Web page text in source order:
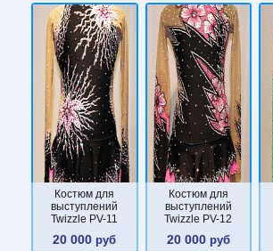
Костюм для
выступлений
Twizzle PV-11
20 000 руб
Костюм для
выступлений
Twizzle PV-12
20 000 руб